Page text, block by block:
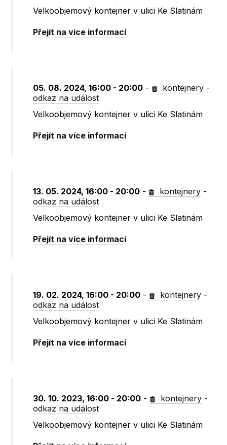
Velkoobjemový kontejner v ulici Ke Slatinám
Přejít na více informací
05. 08. 2024, 16:00 - 20:00 - kontejnery -
odkaz na událost
Velkoobjemový kontejner v ulici Ke Slatinám
Přejít na více informací
13. 05. 2024, 16:00 - 20:00 - kontejnery -
odkaz na událost
Velkoobjemový kontejner v ulici Ke Slatinám
Přejít na více informací
19. 02. 2024, 16:00 - 20:00 - kontejnery -
odkaz na událost
Velkoobjemový kontejner v ulici Ke Slatinám
Přejít na více informací
30. 10. 2023, 16:00 - 20:00 - kontejnery -
odkaz na událost
Velkoobjemový kontejner v ulici Ke Slatinám